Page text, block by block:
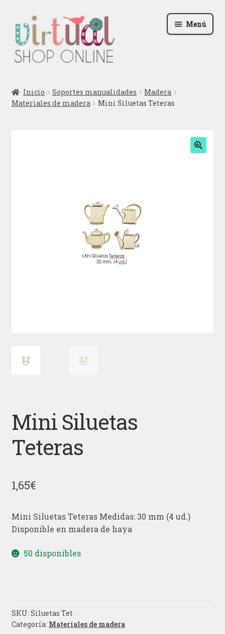
la
navegación
al
contenido
Menú
Podcast
Inicio Soportes manualidades
Madera
Materiales de madera
Mini Siluetas Teteras
Mini Siluetas
Teteras
1,65€
Mini Siluetas Teteras Medidas: 30 mm (4 ud.)
Disponible en madera de haya
50 disponibles
SKU: Siluetas Tet
Categoría: Materiales de madera